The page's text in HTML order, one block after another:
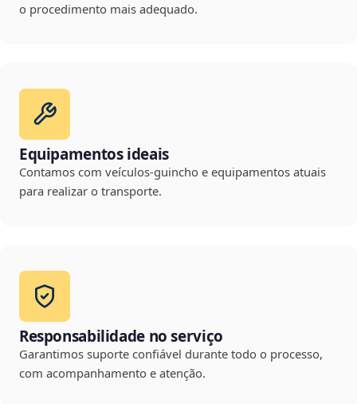
o procedimento mais adequado.
Equipamentos ideais
Contamos com veículos-guincho e equipamentos atuais
para realizar o transporte.
Responsabilidade no serviço
Garantimos suporte confiável durante todo o processo,
com acompanhamento e atenção.